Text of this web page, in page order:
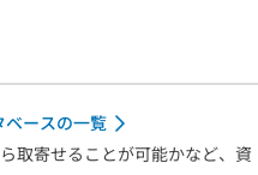
ースの一覧
取寄せることが可能かなど、資